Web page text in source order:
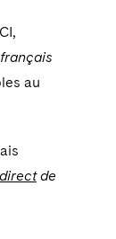
au
de